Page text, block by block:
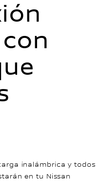
inalámbrica y todos
en tu Nissan